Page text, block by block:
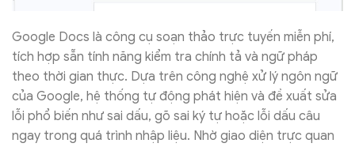
Google Docs là công cụ soạn thảo trực tuyến miễn phí,
tích hợp sẵn tính năng kiểm tra chính tả và ngữ pháp
theo thời gian thực. Dựa trên công nghệ xử lý ngôn ngữ
của Google, hệ thống tự động phát hiện và đề xuất sửa
lỗi phổ biến như sai dấu, gõ sai ký tự hoặc lỗi dấu câu
ngay trong quá trình nhập liệu. Nhờ giao diện trực quan